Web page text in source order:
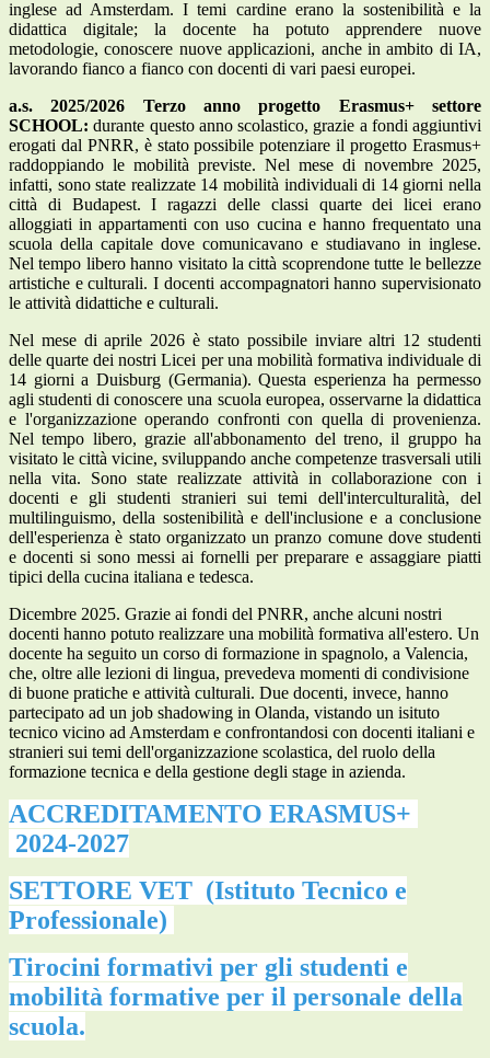
inglese ad Amsterdam. I temi cardine erano la sostenibilità e la
didattica digitale; la docente ha potuto apprendere nuove
metodologie, conoscere nuove applicazioni, anche in ambito di IA,
lavorando fianco a fianco con docenti di vari paesi europei.
a.s. 2025/2026 Terzo anno progetto Erasmus+ settore
SCHOOL: durante questo anno scolastico, grazie a fondi aggiuntivi
erogati dal PNRR, è stato possibile potenziare il progetto Erasmus+
raddoppiando le mobilità previste. Nel mese di novembre 2025,
infatti, sono state realizzate 14 mobilità individuali di 14 giorni nella
città di Budapest. I ragazzi delle classi quarte dei licei erano
alloggiati in appartamenti con uso cucina e hanno frequentato una
scuola della capitale dove comunicavano e studiavano in inglese.
Nel tempo libero hanno visitato la città scoprendone tutte le bellezze
artistiche e culturali. I docenti accompagnatori hanno supervisionato
le attività didattiche e culturali.
Nel mese di aprile 2026 è stato possibile inviare altri 12 studenti
delle quarte dei nostri Licei per una mobilità formativa individuale di
14 giorni a Duisburg (Germania). Questa esperienza ha permesso
agli studenti di conoscere una scuola europea, osservarne la didattica
e l'organizzazione operando confronti con quella di provenienza.
Nel tempo libero, grazie all'abbonamento del treno, il gruppo ha
visitato le città vicine, sviluppando anche competenze trasversali utili
nella vita. Sono state realizzate attività in collaborazione con i
docenti e gli studenti stranieri sui temi dell'interculturalità, del
multilinguismo, della sostenibilità e dell'inclusione e a conclusione
dell'esperienza è stato organizzato un pranzo comune dove studenti
e docenti si sono messi ai fornelli per preparare e assaggiare piatti
tipici della cucina italiana e tedesca.
Dicembre 2025. Grazie ai fondi del PNRR, anche alcuni nostri
docenti hanno potuto realizzare una mobilità formativa all'estero. Un
docente ha seguito un corso di formazione in spagnolo, a Valencia,
che, oltre alle lezioni di lingua, prevedeva momenti di condivisione
di buone pratiche e attività culturali. Due docenti, invece, hanno
partecipato ad un job shadowing in Olanda, vistando un isituto
tecnico vicino ad Amsterdam e confrontandosi con docenti italiani e
stranieri sui temi dell'organizzazione scolastica, del ruolo della
formazione tecnica e della gestione degli stage in azienda.
ACCREDITAMENTO ERASMUS+
2024-2027
SETTORE VET (Istituto Tecnico e
Professionale)
Tirocini formativi per gli studenti e
mobilità formative per il personale della
scuola.